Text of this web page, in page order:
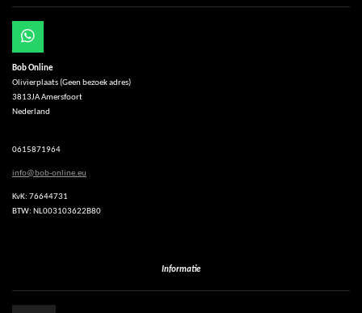
W
h
a
t
s
A
p
Bob Online
Olivierplaats (Geen bezoek adres)
3813JA Amersfoort
Nederland
0615871964
info@bob-online.eu
KvK: 76644731
BTW: NL003103622B80
Informatie